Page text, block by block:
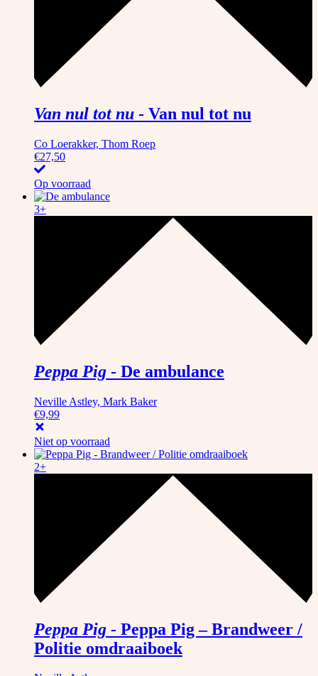
Van nul tot nu - Van nul tot nu
Co Loerakker, Thom Roep
€27,50
Op voorraad
3+
Peppa Pig - De ambulance
Neville Astley, Mark Baker
€9,99
Niet op voorraad
2+
Peppa Pig - Peppa Pig – Brandweer /
Politie omdraaiboek